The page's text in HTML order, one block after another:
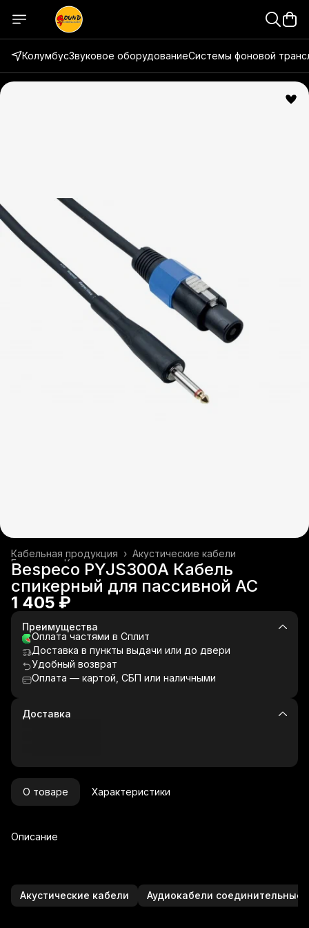
КолумбусЗвуковое оборудованиеСистемы фоновой
Акустические кабели
Кабельная продукция ›
Коммутация ›
Главная
Bespeco PYJS300A Кабель
спикерный для пассивной АС
1 405 ₽
Преимущества
Оплата частями в Сплит
Доставка в пункты выдачи или до двери
Удобный возврат
Оплата — картой, СБП или наличными
Доставка
О товаре Характеристики
Описание
Акустические кабели Аудиокабели соединительные